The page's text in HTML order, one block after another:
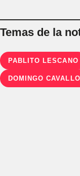
Temas de la
PABLITO LESCANO
DOMINGO CAVALLO